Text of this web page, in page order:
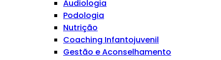
Audiologia
Podologia
Nutrição
Coaching Infantojuvenil
Gestão e Aconselhamento